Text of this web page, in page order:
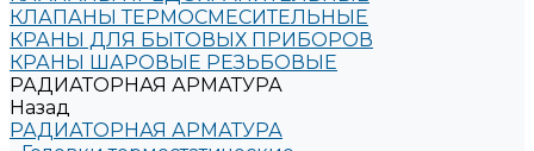
КЛАПАНЫ ТЕРМОСМЕСИТЕЛЬНЫЕ
КРАНЫ ДЛЯ БЫТОВЫХ ПРИБОРОВ
КРАНЫ ШАРОВЫЕ РЕЗЬБОВЫЕ
РАДИАТОРНАЯ АРМАТУРА
Назад
РАДИАТОРНАЯ АРМАТУРА